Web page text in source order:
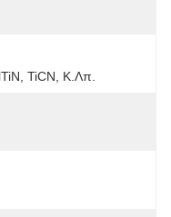
TiCN, Κ.λπ.